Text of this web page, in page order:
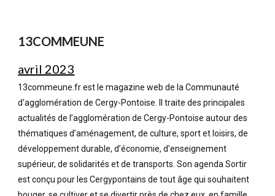
13COMMEUNE
avril 2023
13commeune.fr est le magazine web de la Communauté
d'agglomération de Cergy-Pontoise. Il traite des principales
actualités de l’agglomération de Cergy-Pontoise autour des
thématiques d’aménagement, de culture, sport et loisirs, de
développement durable, d’économie, d’enseignement
supérieur, de solidarités et de transports. Son agenda Sortir
est conçu pour les Cergypontains de tout âge qui souhaitent